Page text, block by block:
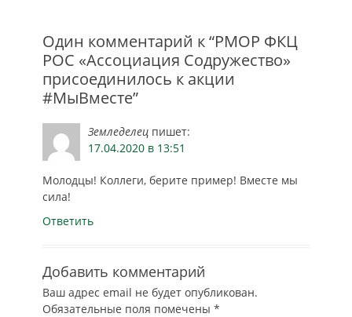
Один комментарий к “РМОР ФКЦ
РОС «Ассоциация Содружество»
присоединилось к акции
#МыВместе”
Земледелец пишет:
17.04.2020 в 13:51
Молодцы! Коллеги, берите пример! Вместе мы
сила!
Ответить
Добавить комментарий
Ваш адрес email не будет опубликован.
Обязательные поля помечены *